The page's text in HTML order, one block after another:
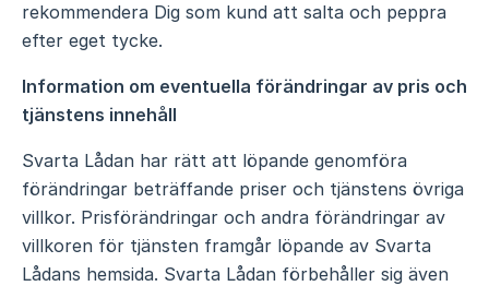
rekommendera Dig som kund att salta och peppra
efter eget tycke.
Information om eventuella förändringar av pris och
tjänstens innehåll
Svarta Lådan har rätt att löpande genomföra
förändringar beträffande priser och tjänstens övriga
villkor. Prisförändringar och andra förändringar av
villkoren för tjänsten framgår löpande av Svarta
Lådans hemsida. Svarta Lådan förbehåller sig även